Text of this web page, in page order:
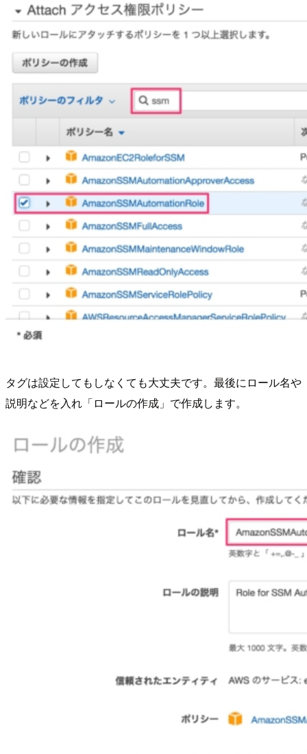
タグは設定してもしなくても大丈夫です。最後にロール名や
説明などを入れ「ロールの作成」で作成します。